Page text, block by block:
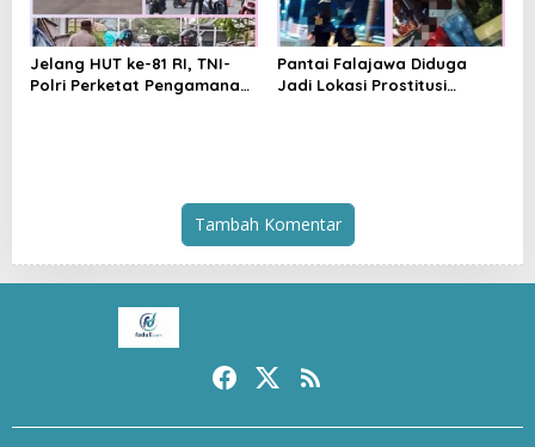
Jelang HUT ke-81 RI, TNI-
Polri Perketat Pengamanan
Pantai Falajawa Diduga
Jadi Lokasi Prostitusi
Tambah Komentar